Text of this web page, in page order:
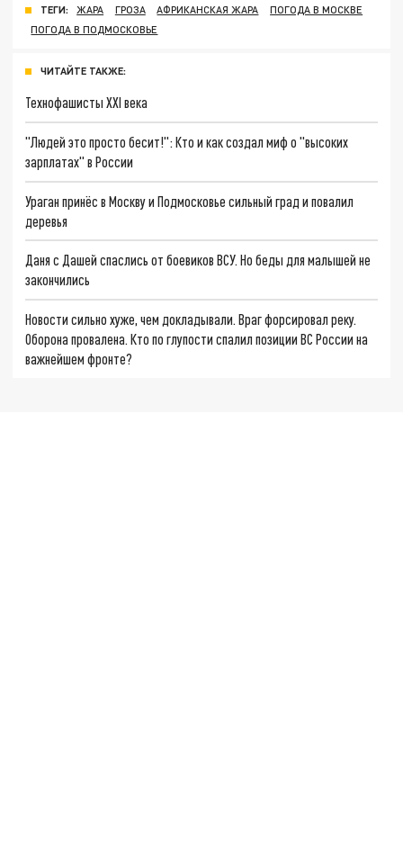
ТЕГИ: ЖАРА ГРОЗА АФРИКАНСКАЯ ЖАРА
ПОГОДА В МОСКВЕ
ПОГОДА В ПОДМОСКОВЬЕ
ЧИТАЙТЕ ТАКЖЕ:
Технофашисты XXI века
"Людей это просто бесит!": Кто и как создал миф о "высоких
зарплатах" в России
Ураган принёс в Москву и Подмосковье сильный град и повалил
деревья
Даня с Дашей спаслись от боевиков ВСУ. Но беды для малышей не
закончились
Новости сильно хуже, чем докладывали. Враг форсировал реку.
Оборона провалена. Кто по глупости спалил позиции ВС России на
важнейшем фронте?